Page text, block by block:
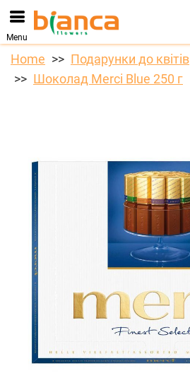
Menu
Home
Подарунки до квітів
Шоколад Merci Blue 250 г